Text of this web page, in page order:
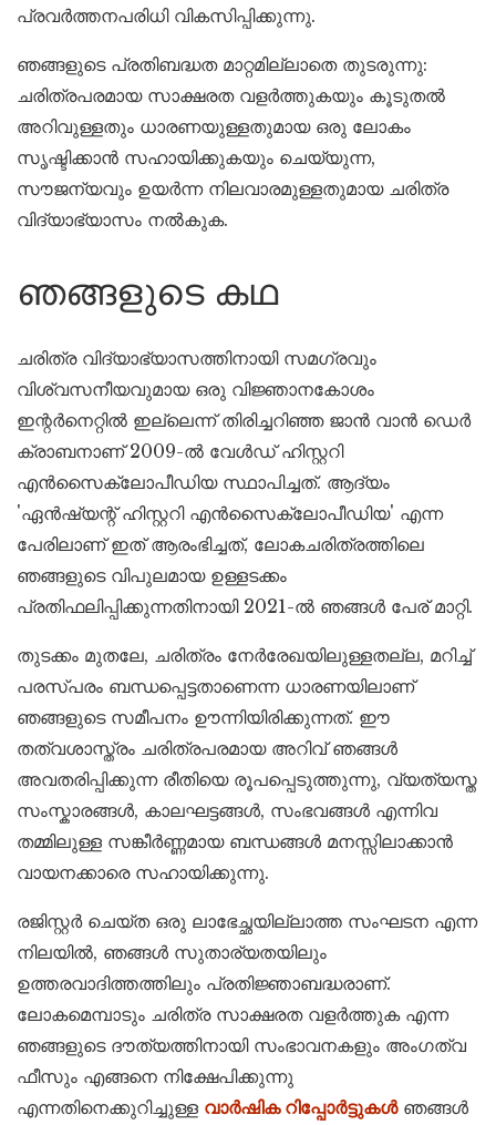
പ്രവർത്തനപരിധി വികസിപ്പിക്കുന്നു.
ഞങ്ങളുടെ പ്രതിബദ്ധത മാറ്റമില്ലാതെ തുടരുന്നു:
ചരിത്രപരമായ സാക്ഷരത വളർത്തുകയും കൂടുതൽ
അറിവുള്ളതും ധാരണയുള്ളതുമായ ഒരു ലോകം
സൃഷ്ടിക്കാൻ സഹായിക്കുകയും ചെയ്യുന്ന,
സൗജന്യവും ഉയർന്ന നിലവാരമുള്ളതുമായ ചരിത്ര
വിദ്യാഭ്യാസം നൽകുക.
ഞങ്ങളുടെ കഥ
ചരിത്ര വിദ്യാഭ്യാസത്തിനായി സമഗ്രവും
വിശ്വസനീയവുമായ ഒരു വിജ്ഞാനകോശം
ഇന്റർനെറ്റിൽ ഇല്ലെന്ന് തിരിച്ചറിഞ്ഞ ജാൻ വാൻ ഡെർ
ക്രാബനാണ് 2009-ൽ വേൾഡ് ഹിസ്റ്ററി
എൻസൈക്ലോപീഡിയ സ്ഥാപിച്ചത്. ആദ്യം
'ഏൻഷ്യന്റ് ഹിസ്റ്ററി എൻസൈക്ലോപീഡിയ' എന്ന
പേരിലാണ് ഇത് ആരംഭിച്ചത്, ലോകചരിത്രത്തിലെ
ഞങ്ങളുടെ വിപുലമായ ഉള്ളടക്കം
പ്രതിഫലിപ്പിക്കുന്നതിനായി 2021-ൽ ഞങ്ങൾ പേര് മാറ്റി.
തുടക്കം മുതലേ, ചരിത്രം നേർരേഖയിലുള്ളതല്ല, മറിച്ച്
പരസ്പരം ബന്ധപ്പെട്ടതാണെന്ന ധാരണയിലാണ്
ഞങ്ങളുടെ സമീപനം ഊന്നിയിരിക്കുന്നത്. ഈ
തത്വശാസ്ത്രം ചരിത്രപരമായ അറിവ് ഞങ്ങൾ
അവതരിപ്പിക്കുന്ന രീതിയെ രൂപപ്പെടുത്തുന്നു, വ്യത്യസ്ത
സംസ്കാരങ്ങൾ, കാലഘട്ടങ്ങൾ, സംഭവങ്ങൾ എന്നിവ
തമ്മിലുള്ള സങ്കീർണ്ണമായ ബന്ധങ്ങൾ മനസ്സിലാക്കാൻ
വായനക്കാരെ സഹായിക്കുന്നു.
രജിസ്റ്റർ ചെയ്ത ഒരു ലാഭേച്ഛയില്ലാത്ത സംഘടന എന്ന
നിലയിൽ, ഞങ്ങൾ സുതാര്യതയിലും
ഉത്തരവാദിത്തത്തിലും പ്രതിജ്ഞാബദ്ധരാണ്.
ലോകമെമ്പാടും ചരിത്ര സാക്ഷരത വളർത്തുക എന്ന
ഞങ്ങളുടെ ദൗത്യത്തിനായി സംഭാവനകളും അംഗത്വ
ഫീസും എങ്ങനെ നിക്ഷേപിക്കുന്നു
എന്നതിനെക്കുറിച്ചുള്ള വാർഷിക റിപ്പോർട്ടുകൾഞങ്ങൾ